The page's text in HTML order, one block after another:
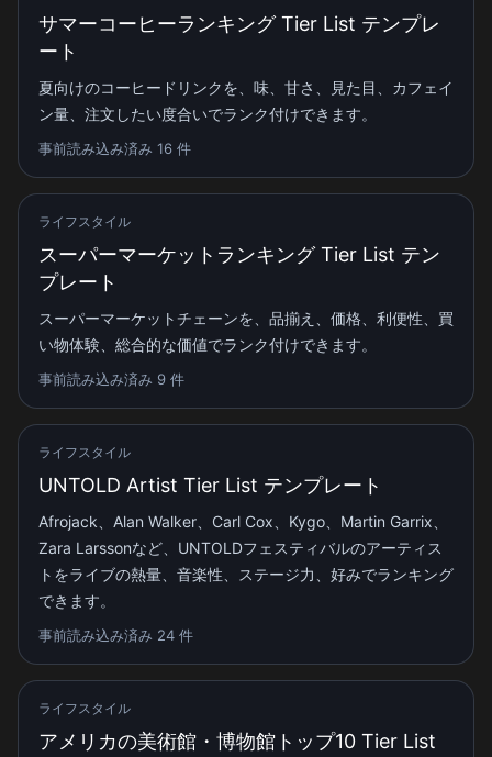
サマーコーヒーランキング Tier List テンプレ
ート
夏向けのコーヒードリンクを、味、甘さ、見た目、カフェイ
ン量、注文したい度合いでランク付けできます。
事前読み込み済み 16 件
ライフスタイル
スーパーマーケットランキング Tier List テン
プレート
スーパーマーケットチェーンを、品揃え、価格、利便性、買
い物体験、総合的な価値でランク付けできます。
事前読み込み済み 9 件
ライフスタイル
UNTOLD Artist Tier List テンプレート
Afrojack、Alan Walker、Carl Cox、Kygo、Martin Garrix、
Zara Larssonなど、UNTOLDフェスティバルのアーティス
トをライブの熱量、音楽性、ステージ力、好みでランキング
できます。
事前読み込み済み 24 件
ライフスタイル
アメリカの美術館・博物館トップ10 Tier List